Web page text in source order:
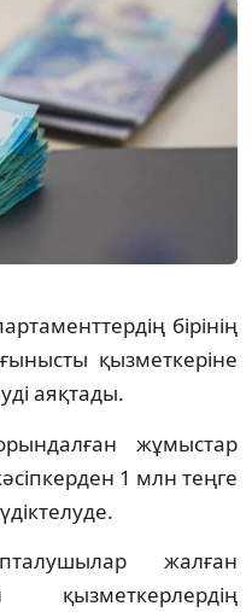
бірінің
қызметкеріне
аяқтады.
жұмыстар
1 млн теңге
жалған